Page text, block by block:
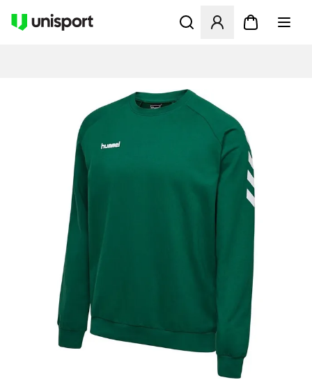
Åbner en Modal til at